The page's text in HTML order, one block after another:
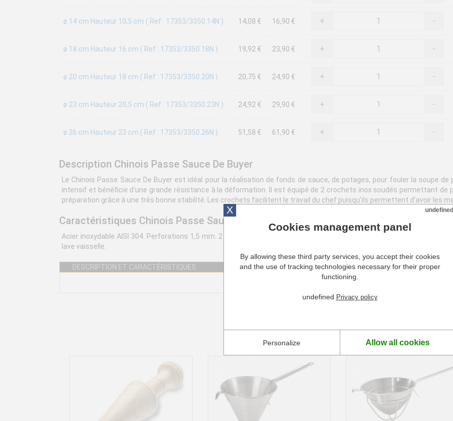
ø 14 cm Hauteur 10,5 cm ( Ref : 17353/3350.14N ) 14,08 € 16,90 € + -
ø 18 cm Hauteur 16 cm ( Ref : 17353/3350.18N ) 19,92 € 23,90 € + -
ø 20 cm Hauteur 18 cm ( Ref : 17353/3350.20N ) 20,75 € 24,90 € + -
ø 23 cm Hauteur 20,5 cm ( Ref : 17353/3350.23N ) 24,92 € 29,90 € + -
ø 26 cm Hauteur 23 cm ( Ref : 17353/3350.26N ) 51,58 € 61,90 € + -
Description Chinois Passe Sauce De Buyer
Le Chinois Passe Sauce De Buyer est idéal pour la réalisation de fonds de sauce, de potages, pour fouler la soupe
intensif et bénéficie d’une grande résistance à la déformation. Il est équipé de 2 crochets inox soudés permettant de
préparation grâce à une très bonne stabilité. Les crochets facilitent le travail du chef puisqu’ils permettent d’avoir les
Caractéristiques Chinois Passe Sauce De Buyer
Acier inoxydable AISI 304. Perforations 1,5 mm. 2 crochets inox soudés permettant de placer le chinois dans un
lave vaisselle.
DESCRIPTION ET CARACTÉRISTIQUES
X undefined
Cookies management panel
By allowing these third party services, you accept their cookies
and the use of tracking technologies necessary for their proper
functioning.
undefined Privacy policy
Personalize Allow all cookies